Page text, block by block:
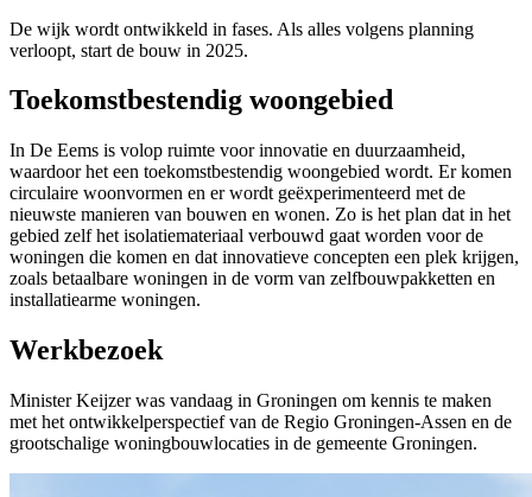
De wijk wordt ontwikkeld in fases. Als alles volgens planning
verloopt, start de bouw in 2025.
Toekomstbestendig woongebied
In De Eems is volop ruimte voor innovatie en duurzaamheid,
waardoor het een toekomstbestendig woongebied wordt. Er komen
circulaire woonvormen en er wordt geëxperimenteerd met de
nieuwste manieren van bouwen en wonen. Zo is het plan dat in het
gebied zelf het isolatiemateriaal verbouwd gaat worden voor de
woningen die komen en dat innovatieve concepten een plek krijgen,
zoals betaalbare woningen in de vorm van zelfbouwpakketten en
installatiearme woningen.
Werkbezoek
Minister Keijzer was vandaag in Groningen om kennis te maken
met het ontwikkelperspectief van de Regio Groningen-Assen en de
grootschalige woningbouwlocaties in de gemeente Groningen.